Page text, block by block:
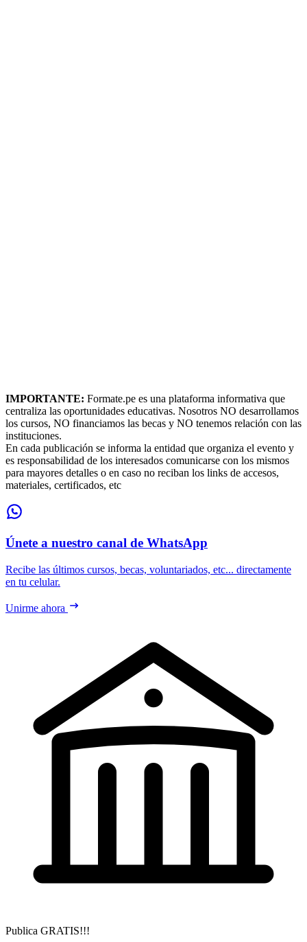
IMPORTANTE: Formate.pe es una plataforma informativa que
centraliza las oportunidades educativas. Nosotros NO desarrollamos
los cursos, NO financiamos las becas y NO tenemos relación con las
instituciones.
En cada publicación se informa la entidad que organiza el evento y
es responsabilidad de los interesados comunicarse con los mismos
para mayores detalles o en caso no reciban los links de accesos,
materiales, certificados, etc
Únete a nuestro canal de WhatsApp
Recibe las últimos cursos, becas, voluntariados, etc... directamente
en tu celular.
Unirme ahora
Publica GRATIS!!!